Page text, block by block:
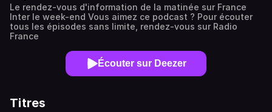
Le rendez-vous d'information de la matinée sur France
Inter le week-end Vous aimez ce podcast ? Pour écouter
tous les épisodes sans limite, rendez-vous sur Radio
France
Écouter sur Deezer
Titres